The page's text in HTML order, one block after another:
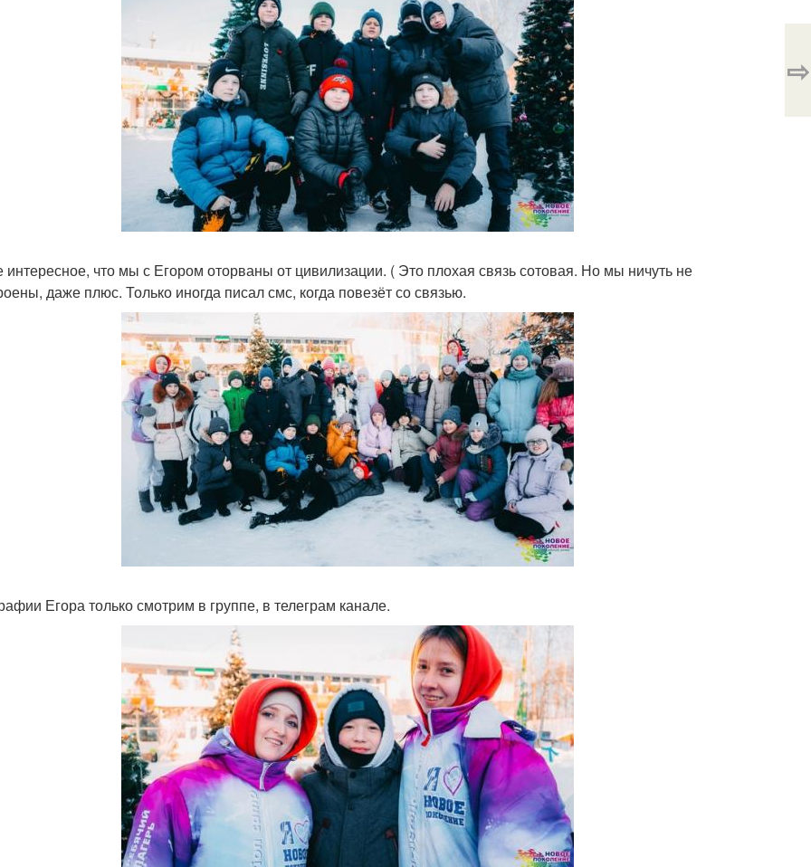
что мы с Егором оторваны от цивилизации. ( Это плохая связь сотовая. Но мы ничуть не
даже плюс. Только иногда писал смс, когда повезёт со связью.
Егора только смотрим в группе, в телеграм канале.
⇨